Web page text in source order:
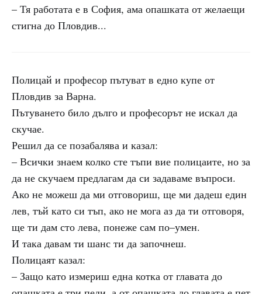
– Тя работата е в София, ама опашката от желаещи
стигна до Пловдив...
Полицай и професор пътуват в едно купе от
Пловдив за Варна.
Пътуването било дълго и професорът не искал да
скучае.
Решил да се позабалява и казал:
– Всички знаем колко сте тъпи вие полицаите, но за
да не скучаем предлагам да си задаваме въпроси.
Ако не можеш да ми отговориш, ще ми дадеш един
лев, тъй като си тъп, ако не мога аз да ти отговоря,
ще ти дам сто лева, понеже сам по–умен.
И така давам ти шанс ти да започнеш.
Полицаят казал:
– Защо като измериш една котка от главата до